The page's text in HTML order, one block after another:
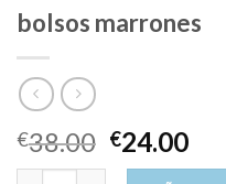
bolsos marrones
€38.00 €24.00